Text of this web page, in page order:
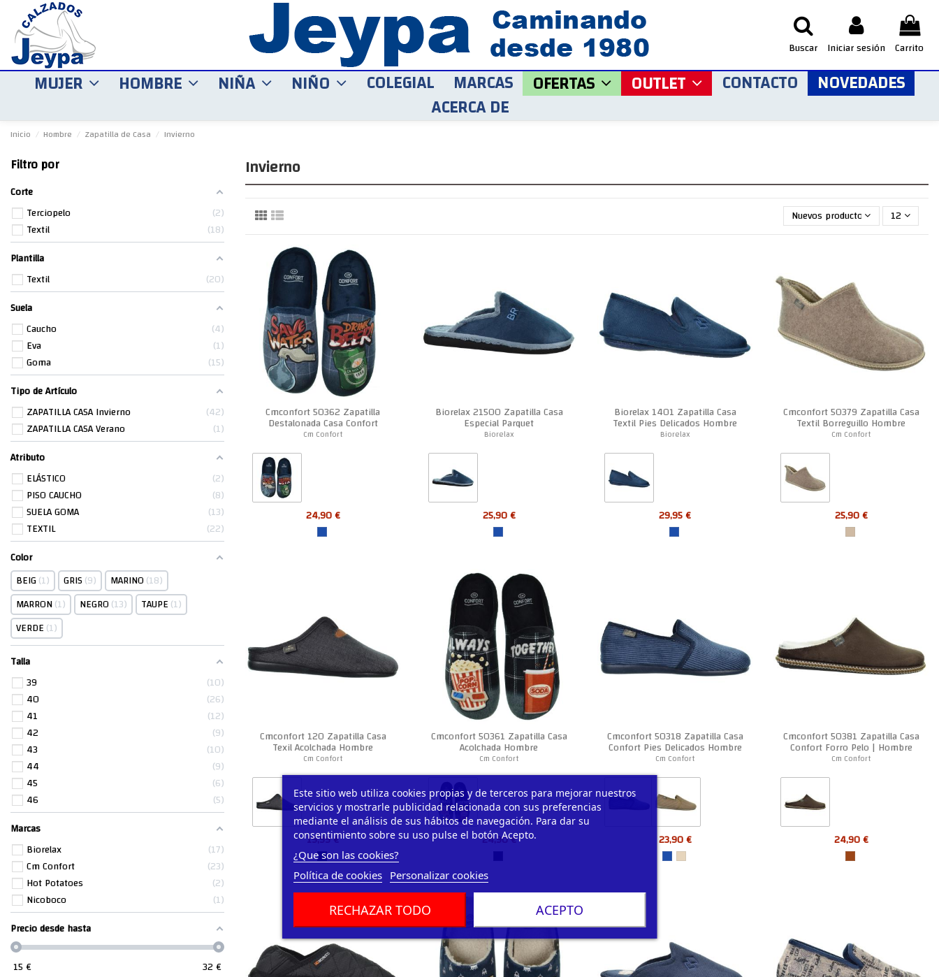
Buscar Iniciar sesión Carrito
Este sitio web utiliza cookies propias y de terceros para mejorar nuestros
servicios y mostrarle publicidad relacionada con sus preferencias
mediante el análisis de sus hábitos de navegación. Para dar su
consentimiento sobre su uso pulse el botón Acepto.
¿Que son las cookies?
Política de cookies
Personalizar cookies
RECHAZAR TODO ACEPTO
MUJER HOMBRE NIÑA NIÑO COLEGIAL MARCAS OFERTAS OUTLET CONTACTO NOVEDADES
ACERCA DE
Inicio Hombre Zapatilla de Casa Invierno
Invierno
Nuevos productos primero
12
Cmconfort 50362 Zapatilla
Destalonada Casa Confort
Hombre
Cm Confort
24,90 €
Biorelax 21500 Zapatilla Casa
Especial Parquet
Biorelax
25,90 €
Biorelax 1401 Zapatilla Casa
Textil Pies Delicados Hombre
Biorelax
29,95 €
Cmconfort 50379 Zapatilla Casa
Textil Borreguillo Hombre
Cm Confort
25,90 €
Cmconfort 120 Zapatilla Casa
Texil Acolchada Hombre
Cm Confort
19,99 €
Cmconfort 50361 Zapatilla Casa
Acolchada Hombre
Cm Confort
24,90 €
Cmconfort 50318 Zapatilla Casa
Confort Pies Delicados Hombre
Cm Confort
23,90 €
Cmconfort 50381 Zapatilla Casa
Confort Forro Pelo | Hombre
Cm Confort
24,90 €
Filtro por
Corte
Terciopelo
2
Textil
18
Plantilla
Textil
20
Suela
Caucho
4
Eva
1
Goma
15
Tipo de Artículo
ZAPATILLA CASA Invierno
42
ZAPATILLA CASA Verano
1
Atributo
ELÁSTICO
2
PISO CAUCHO
8
SUELA GOMA
13
TEXTIL
22
Color
BEIG 1 GRIS 9 MARINO 18
MARRON 1 NEGRO 13 TAUPE 1
VERDE 1
Talla
39
10
40
26
41
12
42
9
43
10
44
9
45
6
46
5
Marcas
Biorelax
17
Cm Confort
23
Hot Potatoes
2
Nicoboco
1
Precio desde hasta
15€ 32€